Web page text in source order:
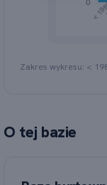
Zakres wykresu: <
O tej bazie